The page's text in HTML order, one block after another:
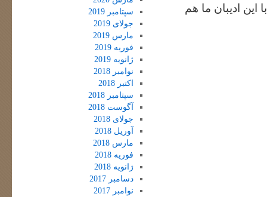
این ادیبان ما هم
سپتامبر 2019
جولای 2019
مارس 2019
فوریه 2019
ژانویه 2019
نوامبر 2018
اکتبر 2018
سپتامبر 2018
آگوست 2018
جولای 2018
آوریل 2018
مارس 2018
فوریه 2018
ژانویه 2018
دسامبر 2017
نوامبر 2017